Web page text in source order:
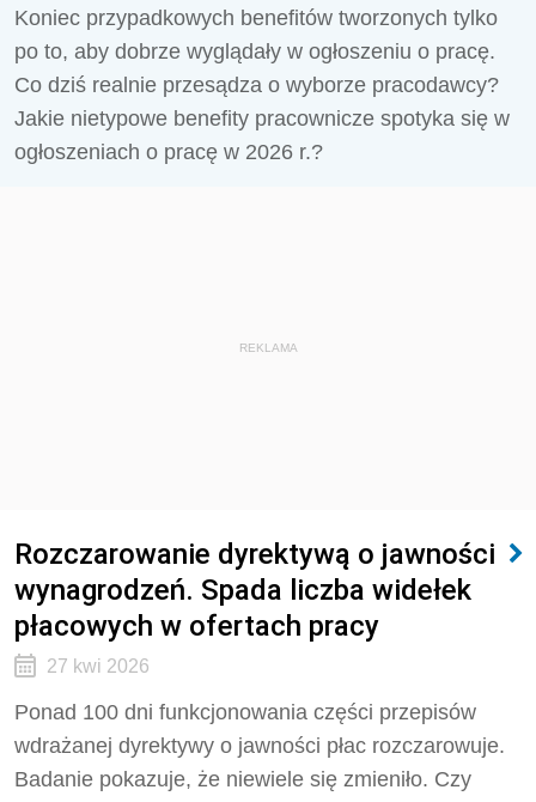
Koniec przypadkowych benefitów tworzonych tylko
po to, aby dobrze wyglądały w ogłoszeniu o pracę.
Co dziś realnie przesądza o wyborze pracodawcy?
Jakie nietypowe benefity pracownicze spotyka się w
ogłoszeniach o pracę w 2026 r.?
REKLAMA
Rozczarowanie dyrektywą o jawności
wynagrodzeń. Spada liczba widełek
płacowych w ofertach pracy
27 kwi 2026
Ponad 100 dni funkcjonowania części przepisów
wdrażanej dyrektywy o jawności płac rozczarowuje.
Badanie pokazuje, że niewiele się zmieniło. Czy